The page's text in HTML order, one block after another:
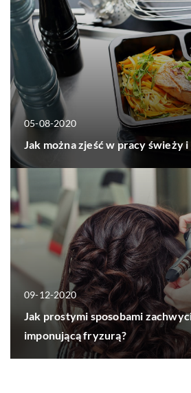
05-08-2020
Jak można zjeść w pracy świeży
09-12-2020
Jak prostymi sposobami
imponującą fryzurą?